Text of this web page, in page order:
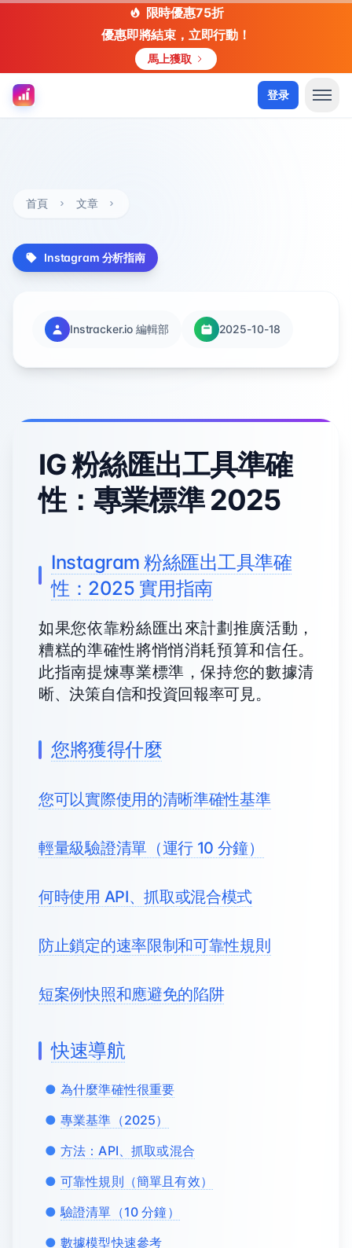
限時優惠75折
優惠即將結束，立即行動！
馬上獲取
登录
首頁 文章
Instagram 分析指南
Instracker.io 編輯部 2025-10-18
IG 粉絲匯出工具準確
性：專業標準 2025
Instagram 粉絲匯出工具準確
性：2025 實用指南
如果您依靠粉絲匯出來計劃推廣活動，
糟糕的準確性將悄悄消耗預算和信任。
此指南提煉專業標準，保持您的數據清
晰、決策自信和投資回報率可見。
您將獲得什麼
您可以實際使用的清晰準確性基準
輕量級驗證清單（運行 10 分鐘）
何時使用 API、抓取或混合模式
防止鎖定的速率限制和可靠性規則
短案例快照和應避免的陷阱
快速導航
為什麼準確性很重要
專業基準（2025）
方法：API、抓取或混合
可靠性規則（簡單且有效）
驗證清單（10 分鐘）
數據模型快速參考